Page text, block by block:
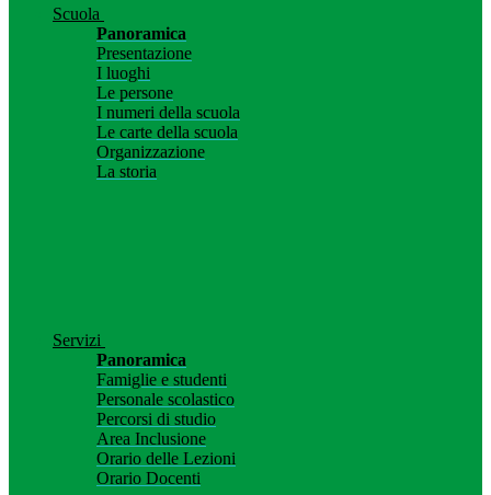
Scuola
Panoramica
Presentazione
I luoghi
Le persone
I numeri della scuola
Le carte della scuola
Organizzazione
La storia
Servizi
Panoramica
Famiglie e studenti
Personale scolastico
Percorsi di studio
Area Inclusione
Orario delle Lezioni
Orario Docenti